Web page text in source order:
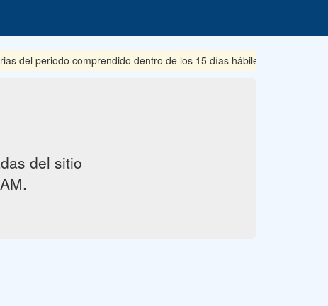
del periodo comprendido dentro de los 15 días hábiles posteriores a
del sitio